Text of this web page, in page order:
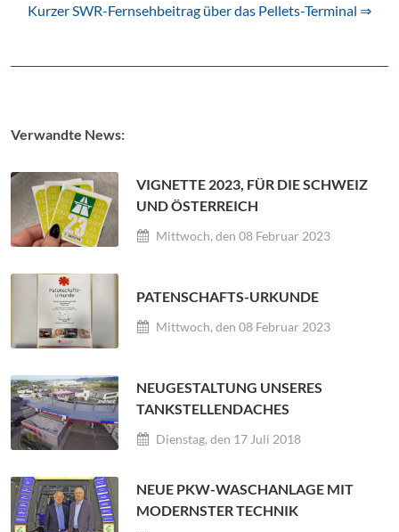
Kurzer SWR-Fernsehbeitrag über das Pellets-Terminal ⇒
Verwandte News:
VIGNETTE 2023, FÜR DIE SCHWEIZ
UND ÖSTERREICH
Mittwoch, den 08 Februar 2023
PATENSCHAFTS-URKUNDE
Mittwoch, den 08 Februar 2023
NEUGESTALTUNG UNSERES
TANKSTELLENDACHES
Dienstag, den 17 Juli 2018
NEUE PKW-WASCHANLAGE MIT
MODERNSTER TECHNIK